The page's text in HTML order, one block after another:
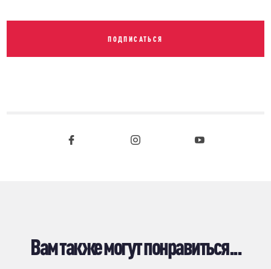
ПОДПИСАТЬСЯ
Вам также могут понравиться...